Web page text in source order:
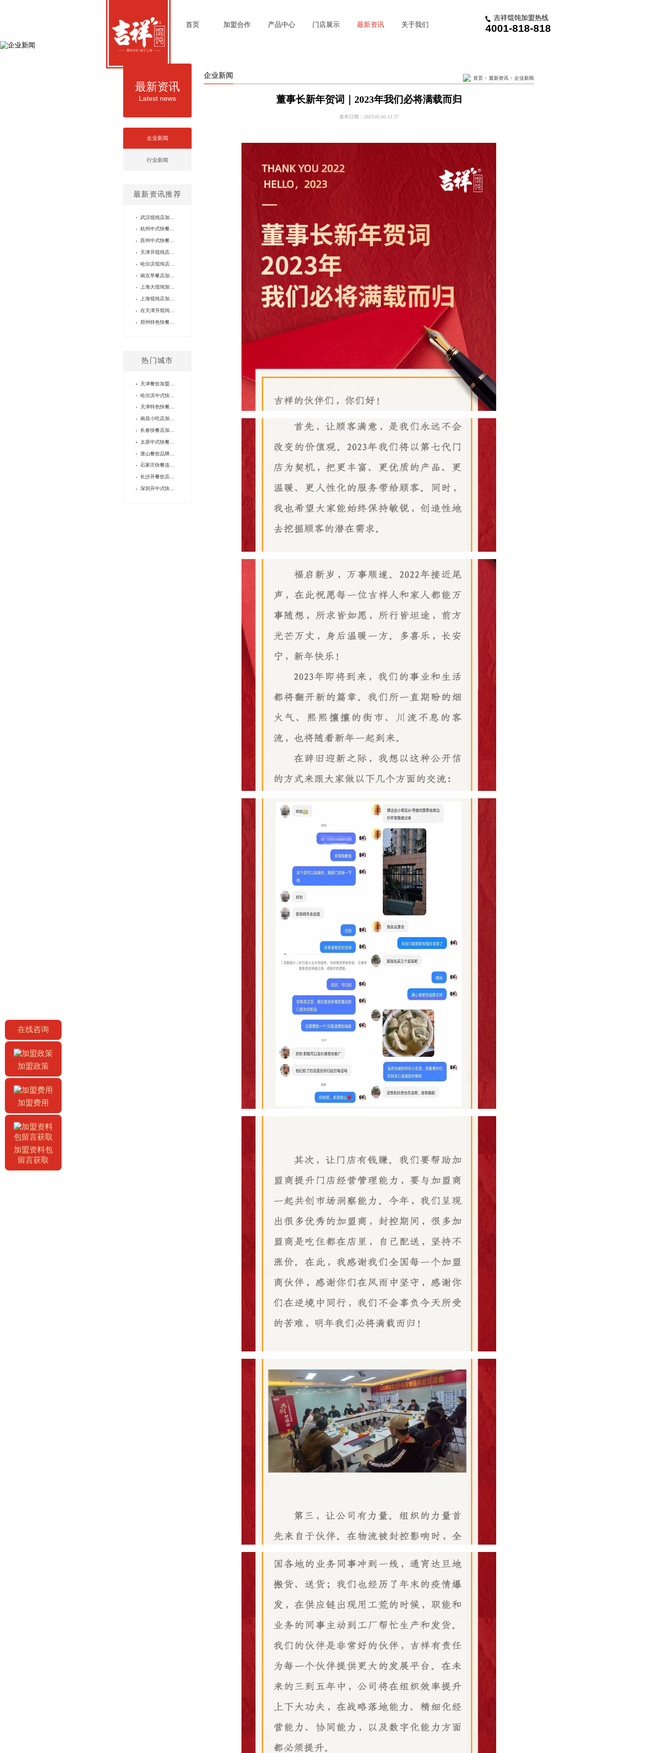
首页 加盟合作 产品中心 门店展示 最新资讯 关于我们
吉祥馄饨加盟热线
4001-818-818
最新资讯
Latest news
企业新闻
行业新闻
最新资讯推荐
武汉馄饨店加盟费用参考：吉祥馄饨多元场景下的创业选择
杭州中式快餐加盟选什么项目？吉祥馄饨多元场景创业优势解析
苏州中式快餐品牌加盟店如何选？吉祥馄饨打造稳健创业路径
天津开馄饨店要多少钱？吉祥馄饨以成熟体系护航餐饮创业
哈尔滨馄饨店加盟费解析：吉祥馄饨打造全时段餐饮创业方案
南京早餐店加盟怎么选？吉祥馄饨全时段经营解锁餐饮创业新可能
上海大馄饨加盟：27年品牌赋能，全场景经营的稳健创业选择
上海馄饨店加盟品牌——吉祥馄饨，能为加盟伙伴做什么？
在天津开馄饨店利润如何?吉祥馄饨解锁津城餐饮创业新路径
郑州特色快餐店加盟品牌推荐：吉祥馄饨27年成熟体系护航创业
热门城市
天津餐饮加盟店，2个人就能经营？
哈尔滨中式快餐加盟吉祥馄饨，你将获得什么？
天津特色快餐店加盟——我与吉祥馄饨的故事
南昌小吃店加盟品牌：一位加盟商的逆袭之路
长春快餐店加盟费用，怎么精打细算？
太原中式快餐，加盟还是单干？
唐山餐饮品牌加盟的注意事项？
石家庄快餐连锁品牌怎么选？供应链能力很重要！
长沙开餐饮店，加盟品牌怎么选？
深圳开中式快餐加盟店怎么省钱？
企业新闻 首页 > 最新资讯 > 企业新闻
董事长新年贺词｜2023年我们必将满载而归
发布日期：2023-01-05 11:37
在线咨询
加盟政策
加盟费用
加盟资料包
留言获取